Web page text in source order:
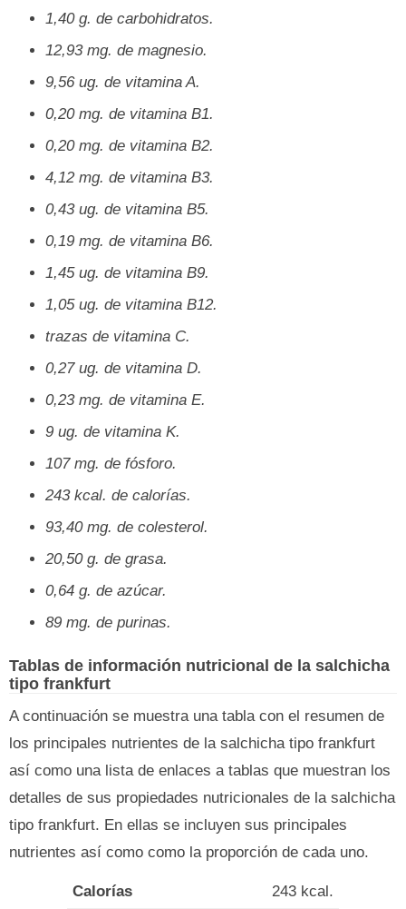
1,40 g. de carbohidratos.
12,93 mg. de magnesio.
9,56 ug. de vitamina A.
0,20 mg. de vitamina B1.
0,20 mg. de vitamina B2.
4,12 mg. de vitamina B3.
0,43 ug. de vitamina B5.
0,19 mg. de vitamina B6.
1,45 ug. de vitamina B9.
1,05 ug. de vitamina B12.
trazas de vitamina C.
0,27 ug. de vitamina D.
0,23 mg. de vitamina E.
9 ug. de vitamina K.
107 mg. de fósforo.
243 kcal. de calorías.
93,40 mg. de colesterol.
20,50 g. de grasa.
0,64 g. de azúcar.
89 mg. de purinas.
Tablas de información nutricional de la salchicha
tipo frankfurt
A continuación se muestra una tabla con el resumen de
los principales nutrientes de la salchicha tipo frankfurt
así como una lista de enlaces a tablas que muestran los
detalles de sus propiedades nutricionales de la salchicha
tipo frankfurt. En ellas se incluyen sus principales
nutrientes así como como la proporción de cada uno.
Calorías
243 kcal.